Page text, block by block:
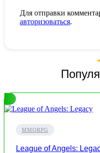
Для отправки
авторизоваться.
MMORPG
League of Angels: